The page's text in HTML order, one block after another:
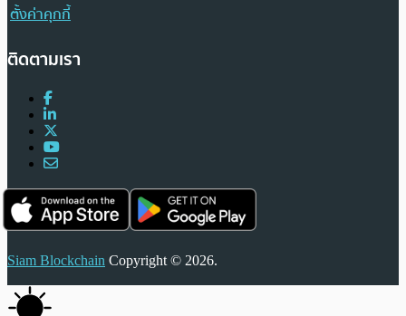
ตั้งค่าคุกกี้
ติดตามเรา
Siam Blockchain Copyright © 2026.